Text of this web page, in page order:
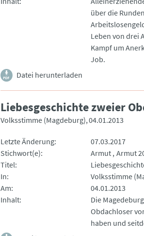
über die
Leben von drei
Kampf um
Job.
Datei herunterladen
Liebesgeschichte zweier
Volksstimme (Magdeburg) 04.01.2013
Letzte Änderung
07.03.2017
Stichwort(e)
Armut Armut
Titel
In
Volksstimme
Am
04.01.2013
Inhalt
Die
Obdachloser
haben und